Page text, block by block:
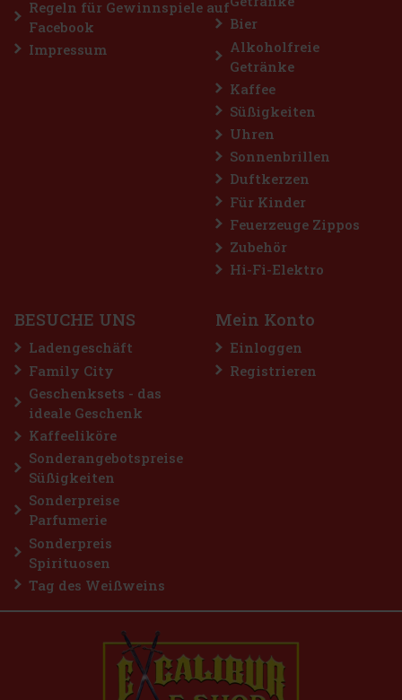
Riper Sauerkirschlikör 23% 0,35 l
Riper Sauerkirschlikör ist ein authentischer Fruchtlikör, der nach
einem alten Familienrezept hergestellt wird, das jedes Jahr
angewendet und verfeinert wird, wobei der reine Geschmack der
Regeln für Gewinnspiele auf
Facebook
Impressum
Bier
Alkoholfreie
Getränke
Kaffee
Süßigkeiten
Uhren
Sonnenbrillen
Duftkerzen
Für Kinder
Feuerzeuge Zippos
Zubehör
Hi-Fi-Elektro
BESUCHE UNS
Ladengeschäft
Family City
Geschenksets - das
ideale Geschenk
Kaffeeliköre
Sonderangebotspreise
Süßigkeiten
Sonderpreise
Parfumerie
Sonderpreis
Spirituosen
Tag des Weißweins
Mein Konto
Einloggen
Registrieren